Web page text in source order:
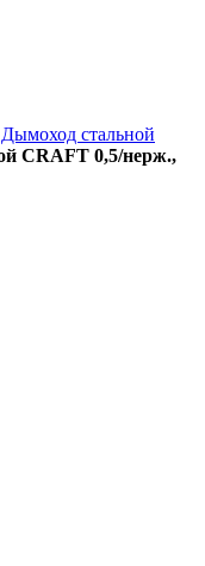
Дымоход стальной
CRAFT 0,5/нерж.,